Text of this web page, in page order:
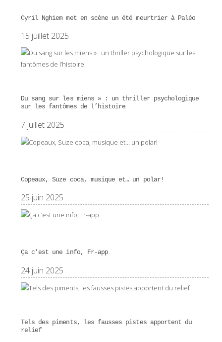
Cyril Nghiem met en scène un été meurtrier à Paléo
15 juillet 2025
Du sang sur les miens » : un thriller psychologique
sur les fantômes de l’histoire
7 juillet 2025
Copeaux, Suze coca, musique et… un polar!
25 juin 2025
Ça c’est une info, Fr-app
24 juin 2025
Tels des piments, les fausses pistes apportent du
relief